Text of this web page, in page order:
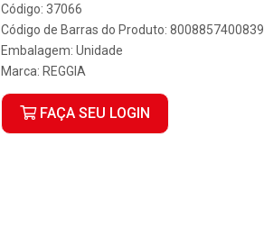
Código: 37066
Código de Barras do Produto: 8008857400839
Embalagem: Unidade
Marca: REGGIA
FAÇA SEU LOGIN